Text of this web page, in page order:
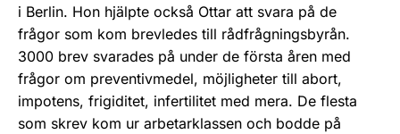
i Berlin. Hon hjälpte också Ottar att svara på de
frågor som kom brevledes till rådfrågningsbyrån.
3000 brev svarades på under de första åren med
frågor om preventivmedel, möjligheter till abort,
impotens, frigiditet, infertilitet med mera. De flesta
som skrev kom ur arbetarklassen och bodde på